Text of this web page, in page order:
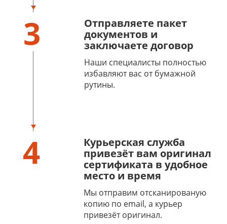
3
Отправляете пакет
документов и
заключаете договор
Наши специалисты полностью
избавляют вас от бумажной
рутины.
4
Курьерская служба
привезёт вам оригинал
сертификата в удобное
место и время
Мы отправим отсканированую
копию по email, а курьер
привезёт оригинал.